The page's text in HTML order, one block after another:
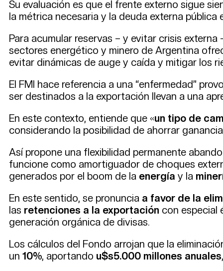
Su evaluación es que el frente externo sigue
la métrica necesaria y la deuda externa pública
Para acumular reservas – y evitar crisis
sectores energético y minero de Argentina
evitar dinámicas de auge y caída y mitigar los
El FMI hace referencia a una “enfermedad”
ser destinados a la exportación llevan a una
En este contexto, entiende que «un tipo de
considerando la posibilidad de ahorrar
Así propone una flexibilidad permanente
funcione como amortiguador de choques
generados por el boom de la energía y la
En este sentido, se pronuncia a favor de la
las retenciones a la exportación con especial
generación orgánica de divisas.
Los cálculos del Fondo arrojan que la
un 10%, aportando u$s5.000 millones anuales